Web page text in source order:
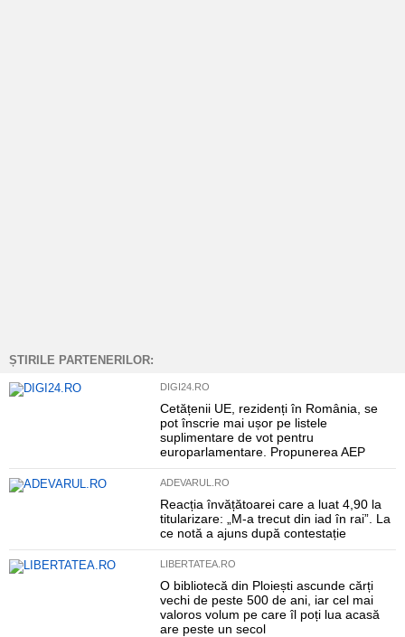
ȘTIRILE PARTENERILOR:
DIGI24.RO
Cetățenii UE, rezidenți în România, se
pot înscrie mai ușor pe listele
suplimentare de vot pentru
europarlamentare. Propunerea AEP
ADEVARUL.RO
Reacția învățătoarei care a luat 4,90 la
titularizare: „M-a trecut din iad în rai”. La
ce notă a ajuns după contestație
LIBERTATEA.RO
O bibliotecă din Ploiești ascunde cărți
vechi de peste 500 de ani, iar cel mai
valoros volum pe care îl poți lua acasă
are peste un secol